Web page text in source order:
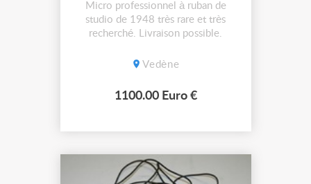
Micro professionnel à ruban de
studio de 1948 très rare et très
recherché. Livraison possible.
Vedène
1100.00 Euro €